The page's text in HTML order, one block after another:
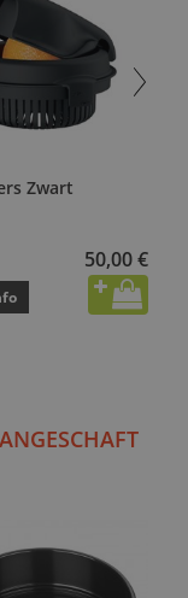
Zwart
50,00 €